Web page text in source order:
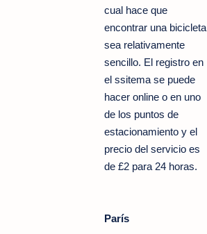
cual hace que
encontrar una bicicleta
sea relativamente
sencillo. El registro en
el ssitema se puede
hacer online o en uno
de los puntos de
estacionamiento y el
precio del servicio es
de £2 para 24 horas.
París